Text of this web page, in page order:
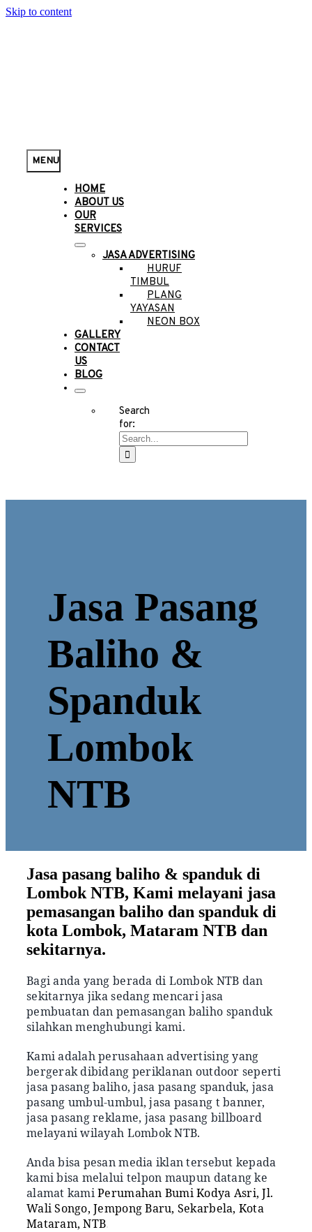
Skip to content
MENU
HOME
ABOUT US
OUR
SERVICES
JASA ADVERTISING
HURUF
TIMBUL
PLANG
YAYASAN
NEON BOX
GALLERY
CONTACT
US
BLOG
Search
for:
Jasa Pasang
Baliho &
Spanduk
Lombok
NTB
Jasa pasang baliho & spanduk di
Lombok NTB, Kami melayani jasa
pemasangan baliho dan spanduk di
kota Lombok, Mataram NTB dan
sekitarnya.
Bagi anda yang berada di Lombok NTB dan
sekitarnya jika sedang mencari jasa
pembuatan dan pemasangan baliho spanduk
silahkan menghubungi kami.
Kami adalah perusahaan advertising yang
bergerak dibidang periklanan outdoor seperti
jasa pasang baliho, jasa pasang spanduk, jasa
pasang umbul-umbul, jasa pasang t banner,
jasa pasang reklame, jasa pasang billboard
melayani wilayah Lombok NTB.
Anda bisa pesan media iklan tersebut kepada
kami bisa melalui telpon maupun datang ke
alamat kamiPerumahan Bumi Kodya Asri, Jl.
Wali Songo, Jempong Baru, Sekarbela, Kota
Mataram, NTB.